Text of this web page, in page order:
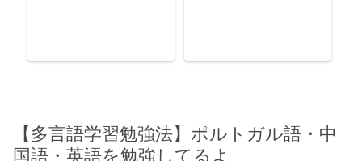
【多言語学習勉強法】ポルトガル語・中
国語・英語を勉強してるよ